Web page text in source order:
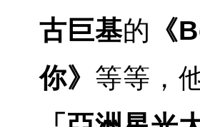
古巨基的 《
你》 等等，